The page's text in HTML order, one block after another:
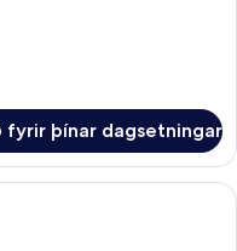
fyrir þínar dagsetningar
af bestu gerð, rúm með